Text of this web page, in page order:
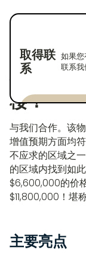
位于贸易
楼！
与我们合作。该
增值预期方面均
不应求的区域之
的区域内找到如
$6,600,000的价
$11,800,000！堪
主要亮点
取得联
系
如果
联系我